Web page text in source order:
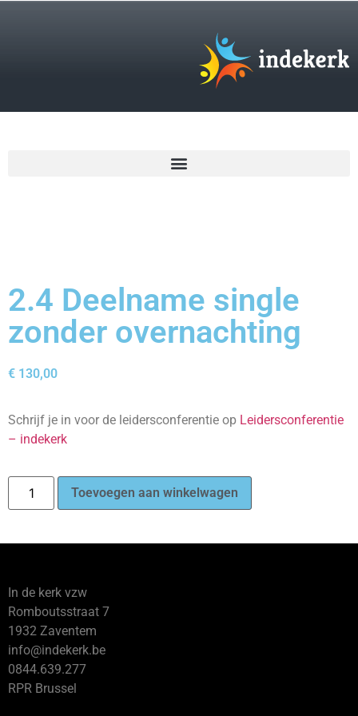
2.4 Deelname single
zonder overnachting
€ 130,00
Schrijf je in voor de leidersconferentie op Leidersconferentie
– indekerk
Toevoegen aan winkelwagen
In de kerk vzw
Romboutsstraat 7
1932 Zaventem
info@indekerk.be
0844.639.277
RPR Brussel